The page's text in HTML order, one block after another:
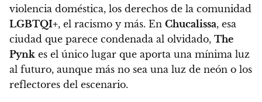
violencia doméstica, los derechos de la comunidad
LGBTQI+, el racismo y más. En Chucalissa, esa
ciudad que parece condenada al olvidado, The
Pynk es el único lugar que aporta una mínima luz
al futuro, aunque más no sea una luz de neón o los
reflectores del escenario.